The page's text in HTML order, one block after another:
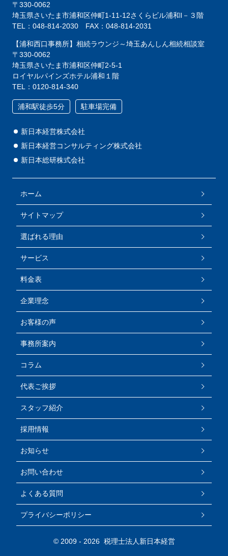
〒330-0062
埼玉県さいたま市浦和区仲町1-11-12さくらビル浦和Ⅰ－３階
TEL：048-814-2030
FAX：048-814-2031
【浦和西口事務所】相続ラウンジ～埼玉あんしん相続相談室
〒330-0062
埼玉県さいたま市浦和区仲町2-5-1
ロイヤルパインズホテル浦和１階
TEL：0120-814-340
浦和駅徒歩5分 駐車場完備
新日本経営株式会社
新日本経営コンサルティング株式会社
新日本総研株式会社
ホーム
サイトマップ
選ばれる理由
サービス
料金表
企業理念
お客様の声
事務所案内
コラム
代表ご挨拶
スタッフ紹介
採用情報
お知らせ
お問い合わせ
よくある質問
プライバシーポリシー
© 2009 - 2026 税理士法人新日本経営